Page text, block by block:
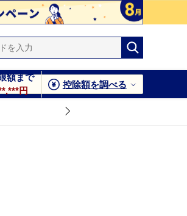
額まで
円
控除額を調べる